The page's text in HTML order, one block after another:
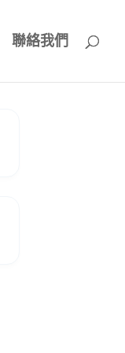
聯絡我們